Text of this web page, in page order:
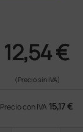
12,54 €
(Precio sin IVA)
Precio con IVA 15,17 €